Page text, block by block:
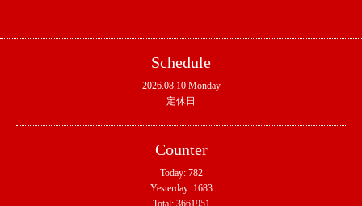
Schedule
2026.08.10 Monday
定休日
Counter
Today: 782
Yesterday: 1683
Total: 3661951